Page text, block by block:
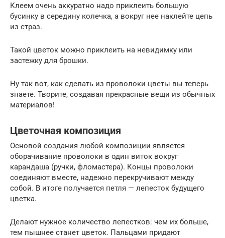
Клеем очень аккуратно надо приклеить большую
бусинку в середину колечка, а вокруг нее наклейте цепь
из страз.
Такой цветок можно приклеить на невидимку или
застежку для брошки.
Ну так вот, как сделать из проволоки цветы вы теперь
знаете. Творите, создавая прекрасные вещи из обычных
материалов!
Цветочная композиция
Основой создания любой композиции является
оборачивание проволоки в один виток вокруг
карандаша (ручки, фломастера). Концы проволоки
соединяют вместе, надежно перекручивают между
собой. В итоге получается петля — лепесток будущего
цветка.
Делают нужное количество лепестков: чем их больше,
тем пышнее станет цветок. Пальцами придают